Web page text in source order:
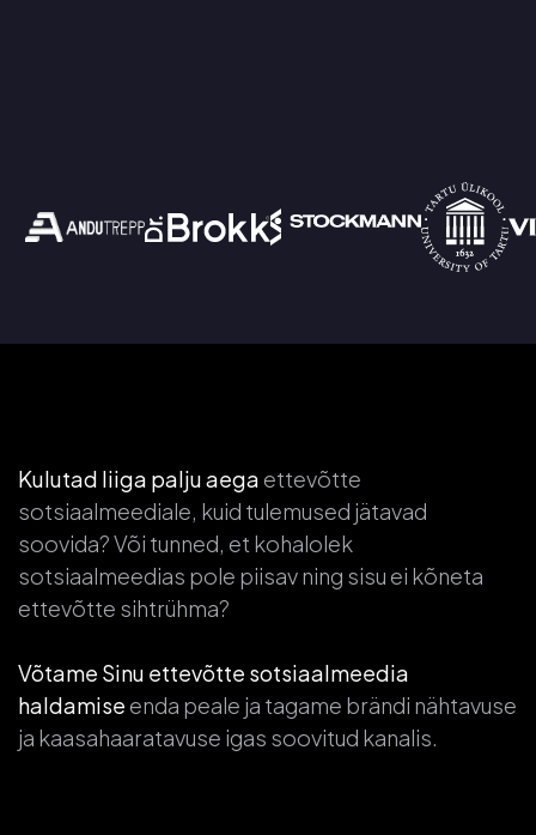
Kulutad liiga palju aega ettevõtte
sotsiaalmeediale, kuid tulemused jätavad
soovida? Või tunned, et kohalolek
sotsiaalmeedias pole piisav ning sisu ei kõneta
ettevõtte sihtrühma?
Võtame Sinu ettevõtte sotsiaalmeedia
haldamise enda peale ja tagame brändi nähtavuse
ja kaasahaaratavuse igas soovitud kanalis.